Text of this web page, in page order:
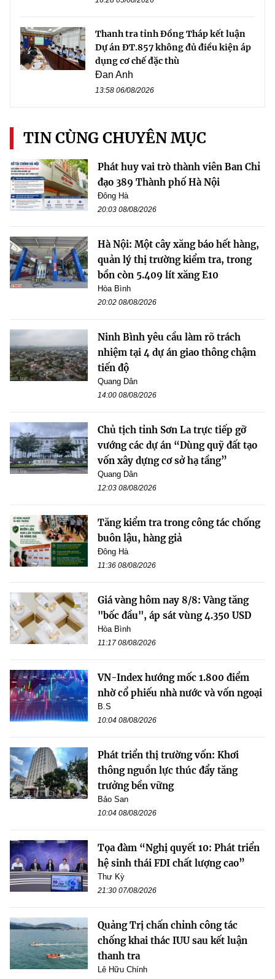
Thanh tra tỉnh Đồng Tháp kết luận
Dự án ĐT.857 không đủ điều kiện áp
dụng cơ chế đặc thù
Đan Anh
13:58 06/08/2026
TIN CÙNG CHUYÊN MỤC
Phát huy vai trò thành viên Ban Chỉ
đạo 389 Thành phố Hà Nội
Đông Hà
20:03 08/08/2026
Hà Nội: Một cây xăng báo hết hàng,
quản lý thị trường kiểm tra, trong
bồn còn 5.409 lít xăng E10
Hòa Bình
20:02 08/08/2026
Ninh Bình yêu cầu làm rõ trách
nhiệm tại 4 dự án giao thông chậm
tiến độ
Quang Dân
14:00 08/08/2026
Chủ tịch tỉnh Sơn La trực tiếp gỡ
vướng các dự án “Dùng quỹ đất tạo
vốn xây dựng cơ sở hạ tầng”
Quang Dân
12:03 08/08/2026
Tăng kiểm tra trong công tác chống
buôn lậu, hàng giả
Đông Hà
11:36 08/08/2026
Giá vàng hôm nay 8/8: Vàng tăng
"bốc đầu", áp sát vùng 4.350 USD
Hòa Bình
11:17 08/08/2026
VN-Index hướng mốc 1.800 điểm
nhờ cổ phiếu nhà nước và vốn ngoại
B.S
10:04 08/08/2026
Phát triển thị trường vốn: Khơi
thông nguồn lực thúc đẩy tăng
trưởng bền vững
Bảo San
10:04 08/08/2026
Tọa đàm “Nghị quyết 10: Phát triển
hệ sinh thái FDI chất lượng cao”
Thư Kỳ
21:30 07/08/2026
Quảng Trị chấn chỉnh công tác
chống khai thác IUU sau kết luận
thanh tra
Lê Hữu Chính